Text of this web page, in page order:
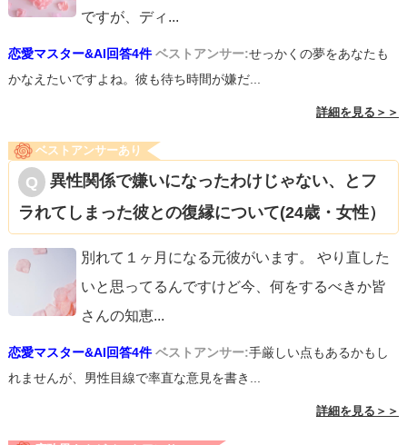
ですが、ディ ...
恋愛マスター&AI回答4件 ベストアンサー:せっかくの夢をあなたも
かなえたいですよね。彼も待ち時間が嫌だ...
詳細を見る＞＞
ベストアンサーあり
異性関係で嫌いになったわけじゃない、とフ
ラれてしまった彼との復縁について(24歳・女性）
別れて１ヶ月になる元彼がいます。 やり直した
いと思ってるんですけど今、何をするべきか皆
さんの知恵...
恋愛マスター&AI回答4件 ベストアンサー:手厳しい点もあるかもし
れませんが、男性目線で率直な意見を書き...
詳細を見る＞＞